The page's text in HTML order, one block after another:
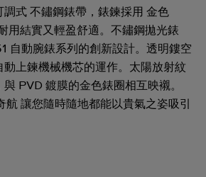
式 不鏽鋼錶帶，錶鍊採用 金色
用結實又輕盈舒適。不鏽鋼拋光錶
自動腕錶系列的創新設計。透明鏤空
上鍊機械機芯的運作。太陽放射紋
PVD 鍍膜的金色錶圈相互映襯。
讓您隨時隨地都能以貴氣之姿吸引